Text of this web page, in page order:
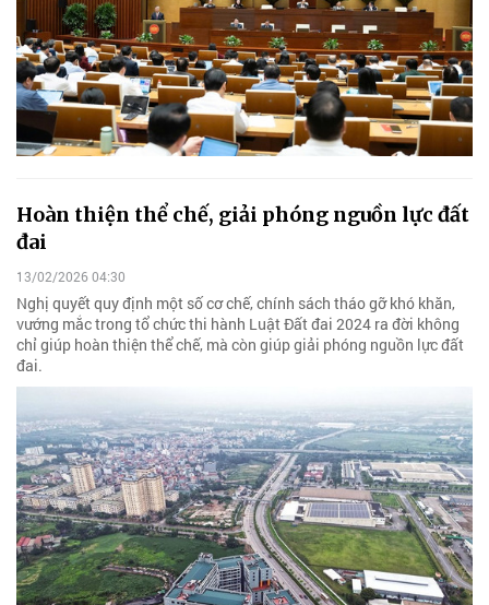
Hoàn thiện thể chế, giải phóng nguồn lực đất
đai
13/02/2026 04:30
Nghị quyết quy định một số cơ chế, chính sách tháo gỡ khó khăn,
vướng mắc trong tổ chức thi hành Luật Đất đai 2024 ra đời không
chỉ giúp hoàn thiện thể chế, mà còn giúp giải phóng nguồn lực đất
đai.